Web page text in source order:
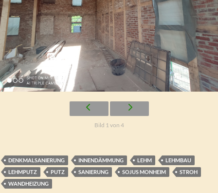
Bild 1 von 4
DENKMALSANIERUNG INNENDÄMMUNG LEHM
LEHMBAU
LEHMPUTZ
PUTZ SANIERUNG SOJUS MONHEIM
STROH
WANDHEIZUNG